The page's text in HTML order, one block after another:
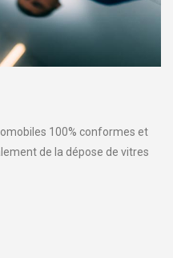
100% conformes et
de la dépose de vitres